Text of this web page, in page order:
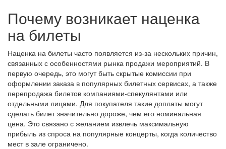
Почему возникает наценка
на билеты
Наценка на билеты часто появляется из-за нескольких причин,
связанных с особенностями рынка продажи мероприятий. В
первую очередь, это могут быть скрытые комиссии при
оформлении заказа в популярных билетных сервисах, а также
перепродажа билетов компаниями-спекулянтами или
отдельными лицами. Для покупателя такие доплаты могут
сделать билет значительно дороже, чем его номинальная
цена. Это связано с желанием извлечь максимальную
прибыль из спроса на популярные концерты, когда количество
мест в зале ограничено.